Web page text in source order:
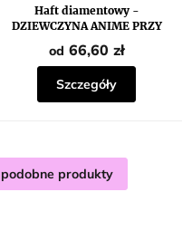
Haft diamentowy -
DZIEWCZYNA ANIME PRZY
DRZEWIE
od 66,60 zł
Szczegóły
produkty